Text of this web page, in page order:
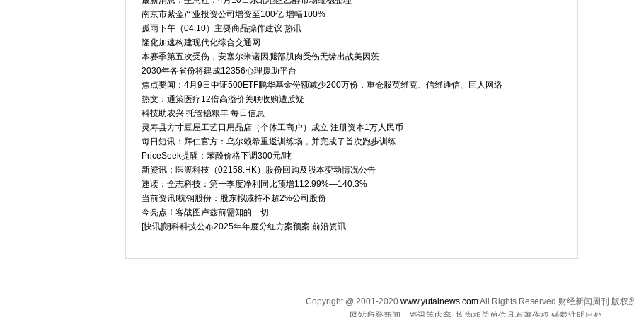
南京市紫金产业投资公司增资至100亿 增幅100%
孤雨下午（04.10）主要商品操作建议 热讯
隆化加速构建现代化综合交通网
本赛季第五次受伤，安塞尔米诺因腿部肌肉受伤无缘出战美因茨
2030年各省份将建成12356心理援助平台
焦点要闻：4月9日中证500ETF鹏华基金份额减少200万份，重仓股英维克、信维通信、巨人网络
热文：通策医疗12倍高溢价关联收购遭质疑
科技助农兴 托管稳粮丰 每日信息
灵寿县方寸豆屋工艺日用品店（个体工商户）成立 注册资本1万人民币
每日短讯：拜仁官方：乌尔赖希重返训练场，并完成了首次跑步训练
PriceSeek提醒：苯酚价格下调300元/吨
新资讯：医渡科技（02158.HK）股份回购及股本变动情况公告
速读：全志科技：第一季度净利同比预增112.99%—140.3%
当前资讯!杭钢股份：股东拟减持不超2%公司股份
今亮点！客战图卢兹前需知的一切
[快讯]朗科科技公布2025年年度分红方案预案|前沿资讯
Copyright @ 2001-2020 www.yutainews.comAll Rights Reserved 财经新闻周刊 版权